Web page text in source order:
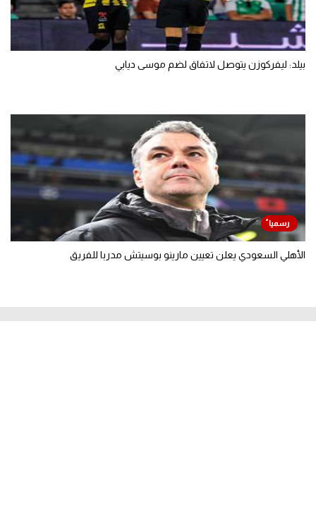
بيلد: ليفركوزن يتوصل لاتفاق لضم موسى ديابي
الأهلي السعودي يعلن تعيين مارينو بوسيتش مدربا للفريق